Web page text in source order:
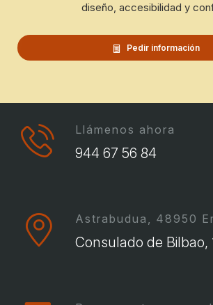
diseño, accesibilidad y
Pedir información
Llámenos ahora
944 67 56 84
Astrabudua, 48950
Consulado de Bilbao,